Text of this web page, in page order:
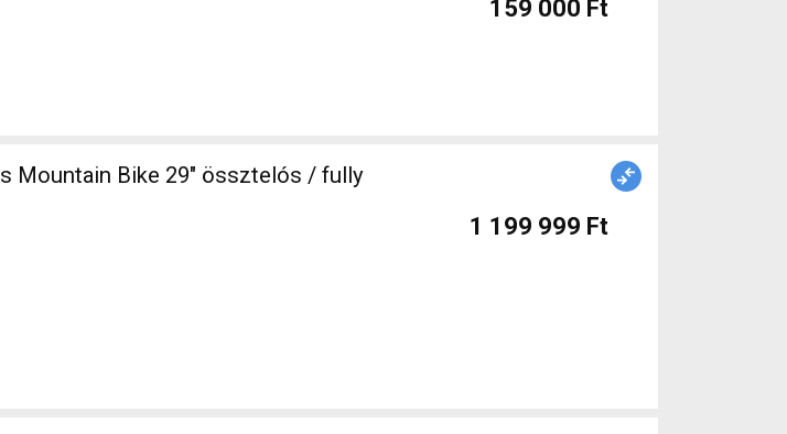
159 000 Ft
Mountain Bike 29" össztelós / fully
1 199 999 Ft